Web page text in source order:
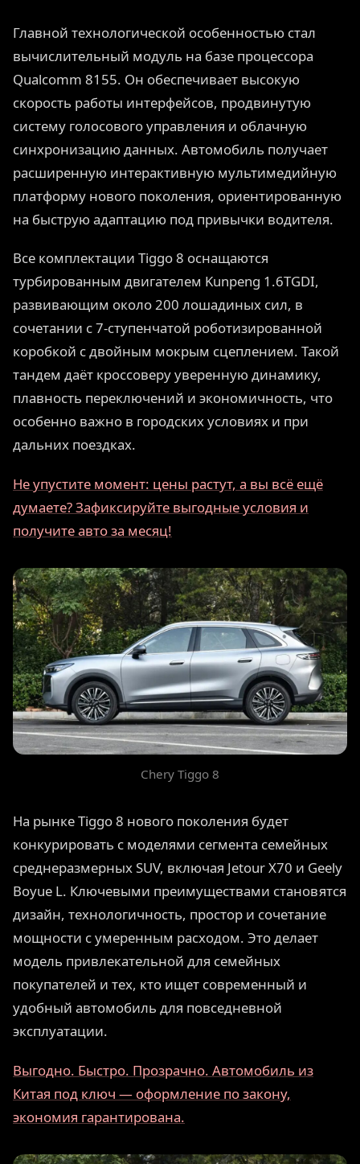
Главной технологической особенностью стал
вычислительный модуль на базе процессора
Qualcomm 8155. Он обеспечивает высокую
скорость работы интерфейсов, продвинутую
систему голосового управления и облачную
синхронизацию данных. Автомобиль получает
расширенную интерактивную мультимедийную
платформу нового поколения, ориентированную
на быструю адаптацию под привычки водителя.
Все комплектации Tiggo 8 оснащаются
турбированным двигателем Kunpeng 1.6TGDI,
развивающим около 200 лошадиных сил, в
сочетании с 7-ступенчатой роботизированной
коробкой с двойным мокрым сцеплением. Такой
тандем даёт кроссоверу уверенную динамику,
плавность переключений и экономичность, что
особенно важно в городских условиях и при
дальних поездках.
Не упустите момент: цены растут, а вы всё ещё
думаете? Зафиксируйте выгодные условия и
получите авто за месяц!
Chery Tiggo 8
На рынке Tiggo 8 нового поколения будет
конкурировать с моделями сегмента семейных
среднеразмерных SUV, включая Jetour X70 и Geely
Boyue L. Ключевыми преимуществами становятся
дизайн, технологичность, простор и сочетание
мощности с умеренным расходом. Это делает
модель привлекательной для семейных
покупателей и тех, кто ищет современный и
удобный автомобиль для повседневной
эксплуатации.
Выгодно. Быстро. Прозрачно. Автомобиль из
Китая под ключ — оформление по закону,
экономия гарантирована.